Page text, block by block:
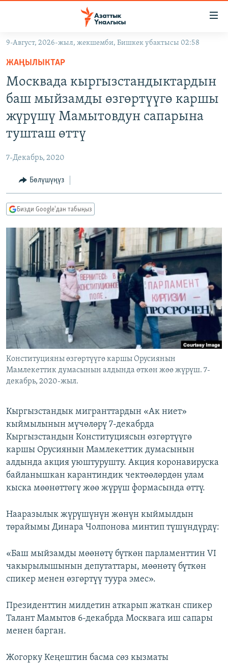
Навигацияга
өтүңүз
Издөөгө
салыңыз
ДҮЙНӨ
БҮГҮН АЗАТТЫКТА
ЭКСПЕРТТЕР ТАЛДАЙТ
БИЗ ЖАНА ДҮЙНӨ
ЭЖЕ-СИҢДИЛЕР
АЗАТТЫК+
ЫҢГАЙСЫЗ СУРООЛОР
ПОДКАСТ
ӨЗГӨЧӨ ПИКИР
Русский
ОНЛАЙН ШЕРИНЕ
ЭЕ/АРнун бардык сайттары
9-Август, 2026-жыл, жекшемби, Бишкек убактысы 02:58
ЖАҢЫЛЫКТАР
Москвада кыргызстандыктардын
баш мыйзамды өзгөртүүгө каршы
жүрүшү Мамытовдун сапарына
тушташ өттү
7-Декабрь, 2020
Бөлүшүңүз
Бизди Google'дан табыңыз
Конституцияны өзгөртүүгө каршы Орусиянын
Мамлекеттик думасынын алдында өткөн жөө жүрүш. 7-
декабрь, 2020-жыл.
Кыргызстандык мигранттардын «Ак ниет»
кыймылынын мүчөлөрү 7-декабрда
Кыргызстандын Конституциясын өзгөртүүгө
каршы Орусиянын Мамлекеттик думасынын
алдында акция уюштурушту. Акция коронавируска
байланышкан карантиндик чектөөлөрдөн улам
кыска мөөнөттөгү жөө жүрүш формасында өттү.
Нааразылык жүрүшүнүн жөнүн кыймылдын
төрайымы Динара Чолпонова минтип түшүндүрдү:
«Баш мыйзамды мөөнөтү бүткөн парламенттин VI
чакырылышынын депутаттары, мөөнөтү бүткөн
спикер менен өзгөртүү туура эмес».
Президенттин милдетин аткарып жаткан спикер
Талант Мамытов 6-декабрда Москвага иш сапары
менен барган.
Жогорку Кеңештин басма сөз кызматы